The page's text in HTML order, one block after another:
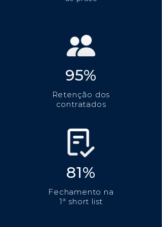
95%
Retenção dos
contratados
81%
Fechamento na
1ª short list